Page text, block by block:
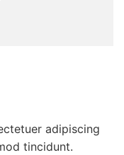
adipiscing
tincidunt.